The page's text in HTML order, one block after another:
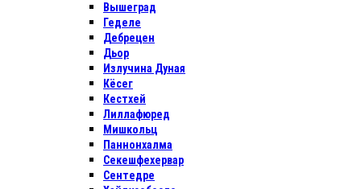
Вышеград
Геделе
Дебрецен
Дьор
Излучина Дуная
Кёсег
Кестхей
Лиллафюред
Мишкольц
Паннонхалма
Секешфехервар
Сентедре